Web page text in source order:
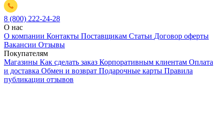
8 (800) 222-24-28
О нас
О компании Контакты Поставщикам Статьи Договор оферты
Вакансии Отзывы
Покупателям
Магазины Как сделать заказ Корпоративным клиентам Оплата
и доставка Обмен и возврат Подарочные карты Правила
публикации отзывов